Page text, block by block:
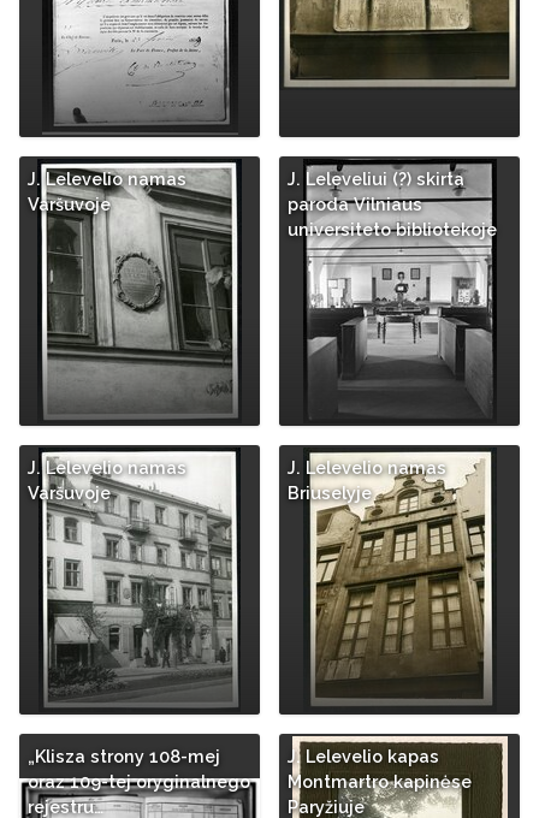
J. Lelevelio namas
Varšuvoje
J. Leleveliui (?) skirta
paroda Vilniaus
universiteto bibliotekoje
J. Lelevelio namas
Varšuvoje
J. Lelevelio namas
Briuselyje
„Klisza strony 108-mej
oraz 109-tej oryginalnego
rejestru…
J. Lelevelio kapas
Montmartro kapinėse
Paryžiuje